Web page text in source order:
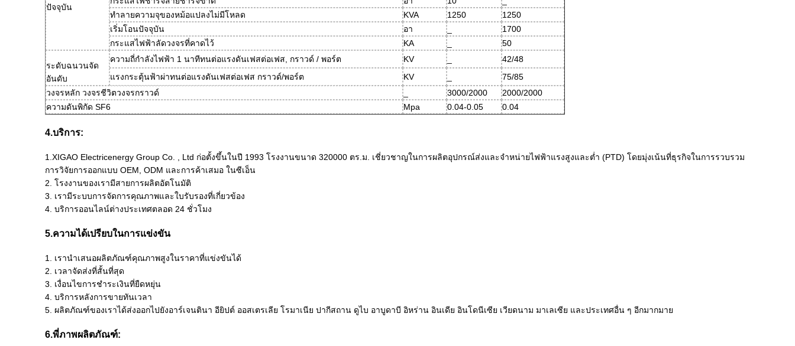
ปัจจุบัน
ทำลายความจุของหม้อแปลงไม่มีโหลด
KVA 1250
1250
เริ่มโอนปัจจุบัน
อา
1700
กระแสไฟฟ้าลัดวงจรที่คาดไว้
KA 50
ระดับฉนวนจัด
อันดับ
ความถี่กำลังไฟฟ้า 1 นาทีทนต่อแรงดันเฟสต่อเฟส, กราวด์ / พอร์ต KV
42/48
แรงกระตุ้นฟ้าผ่าทนต่อแรงดันเฟสต่อเฟส กราวด์/พอร์ต
KV
75/85
วงจรหลัก วงจรชีวิตวงจรกราวด์
3000/2000
2000/2000
ความดันพิกัด SF6
Mpa 0.04-0.05 0.04
4.บริการ:
1.XIGAO Electricenergy Group Co. , Ltd ก่อตั้งขึ้นในปี 1993 โรงงานขนาด 320000 ตร.ม. เชี่ยวชาญในการผลิตอุปกรณ์ส่งและจำหน่ายไฟฟ้าแรงสูงและต่ำ (PTD) โดยมุ่งเน้นที่ธุรกิจในการรวบรวม
การวิจัยการออกแบบ OEM, ODM และการค้าเสมอ ในซีเอ็น
2. โรงงานของเรามีสายการผลิตอัตโนมัติ
3. เรามีระบบการจัดการคุณภาพและใบรับรองที่เกี่ยวข้อง
4. บริการออนไลน์ต่างประเทศตลอด 24 ชั่วโมง
5.ความได้เปรียบในการแข่งขัน
1. เรานำเสนอผลิตภัณฑ์คุณภาพสูงในราคาที่แข่งขันได้
2. เวลาจัดส่งที่สั้นที่สุด
3. เงื่อนไขการชำระเงินที่ยืดหยุ่น
4. บริการหลังการขายทันเวลา
5. ผลิตภัณฑ์ของเราได้ส่งออกไปยังอาร์เจนตินา อียิปต์ ออสเตรเลีย โรมาเนีย ปากีสถาน ดูไบ อาบูดาบี อิหร่าน อินเดีย อินโดนีเซีย เวียดนาม มาเลเซีย และประเทศอื่น ๆ อีกมากมาย
6.พี่ภาพผลิตภัณฑ์: